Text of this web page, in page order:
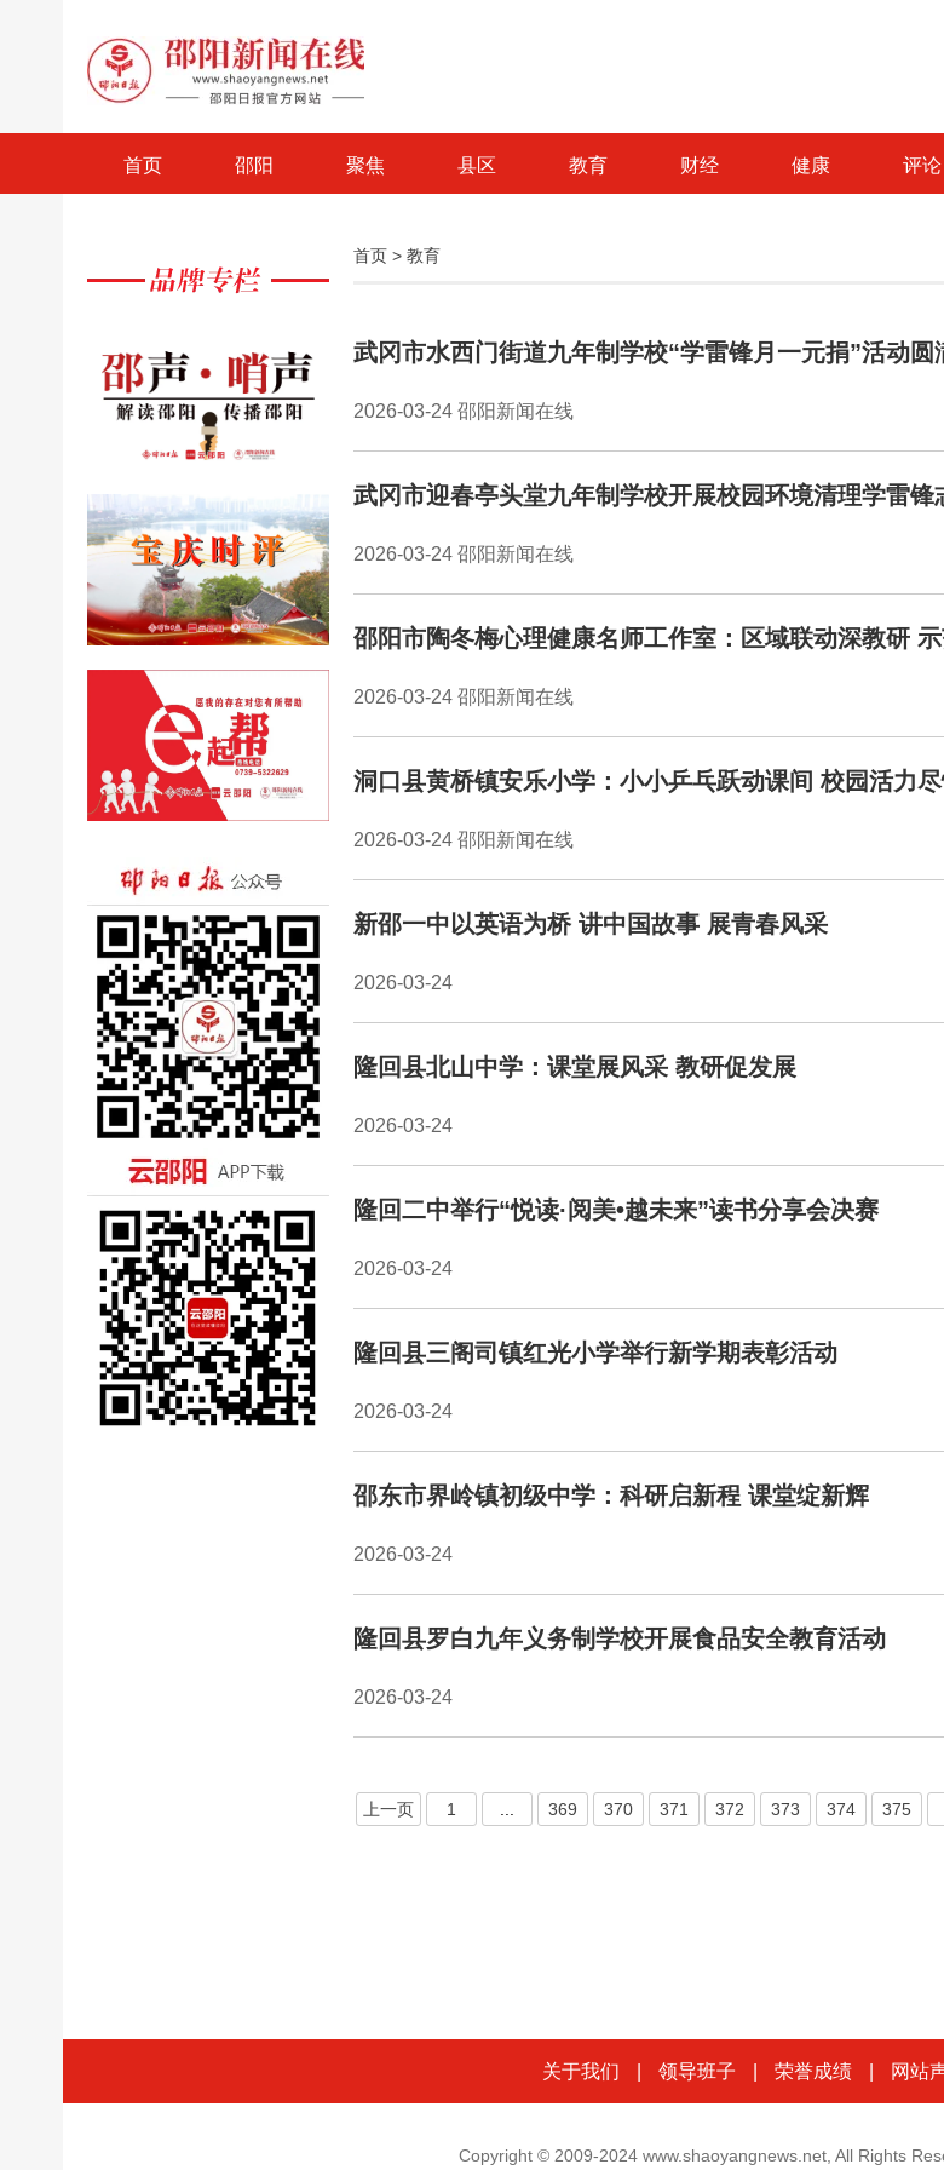
首页 邵阳 聚焦 县区 教育 财经 健康 评论
首页 > 教育
武冈市水西门街道九年制学校“学雷锋月一元捐”活动圆
2026-03-24 邵阳新闻在线
武冈市迎春亭头堂九年制学校开展校园环境清理学雷锋
2026-03-24 邵阳新闻在线
邵阳市陶冬梅心理健康名师工作室：区域联动深教研
2026-03-24 邵阳新闻在线
洞口县黄桥镇安乐小学：小小乒乓跃动课间 校园活力
2026-03-24 邵阳新闻在线
新邵一中以英语为桥 讲中国故事 展青春风采
2026-03-24
隆回县北山中学：课堂展风采 教研促发展
2026-03-24
隆回二中举行“悦读·阅美•越未来”读书分享会决赛
2026-03-24
隆回县三阁司镇红光小学举行新学期表彰活动
2026-03-24
邵东市界岭镇初级中学：科研启新程 课堂绽新辉
2026-03-24
隆回县罗白九年义务制学校开展食品安全教育活动
2026-03-24
上一页 1 369 370 371 372 373 374 375
关于我们 领导班子 荣誉成绩 网站
Copyright © 2009-2024 www.shaoyangnews.net, All Rights